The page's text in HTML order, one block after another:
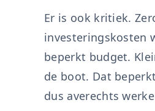
Er is ook kritiek.
investeringskosten
beperkt budget.
de boot. Dat
dus averechts